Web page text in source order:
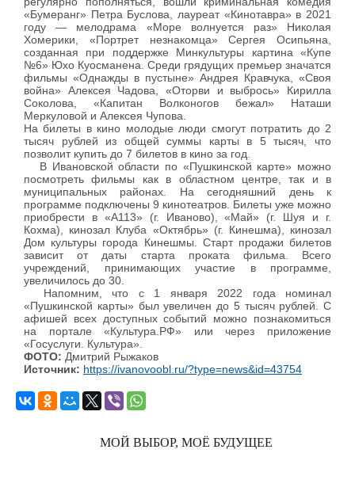
«Бумеранг» Петра Буслова, лауреат «Кинотавра» в 2021
году — мелодрама «Море волнуется раз» Николая
Хомерики, «Портрет незнакомца» Сергея Осипьяна,
созданная при поддержке Минкультуры картина «Купе
№6» Юхо Куосманена. Среди грядущих премьер значатся
фильмы «Однажды в пустыне» Андрея Кравчука, «Своя
война» Алексея Чадова, «Оторви и выбрось» Кирилла
Соколова, «Капитан Волконогов бежал» Наташи
Меркуловой и Алексея Чупова.
На билеты в кино молодые люди смогут потратить до 2
тысяч рублей из общей суммы карты в 5 тысяч, что
позволит купить до 7 билетов в кино за год.
В Ивановской области по «Пушкинской карте» можно
посмотреть фильмы как в областном центре, так и в
муниципальных районах. На сегодняшний день к
программе подключены 9 кинотеатров. Билеты уже можно
приобрести в «А113» (г. Иваново), «Май» (г. Шуя и г.
Кохма), кинозал Клуба «Октябрь» (г. Кинешма), кинозал
Дом культуры города Кинешмы. Старт продажи билетов
зависит от даты старта проката фильма. Всего
учреждений, принимающих участие в программе,
увеличилось до 30.
Напомним, что с 1 января 2022 года номинал
«Пушкинской карты» был увеличен до 5 тысяч рублей. С
афишей всех доступных событий можно познакомиться
на портале «Культура.РФ» или через приложение
«Госуслуги. Культура».
ФОТО: Дмитрий Рыжаков
Источник: https://ivanovoobl.ru/?type=news&id=43754
МОЙ ВЫБОР, МОЁ БУДУЩЕЕ